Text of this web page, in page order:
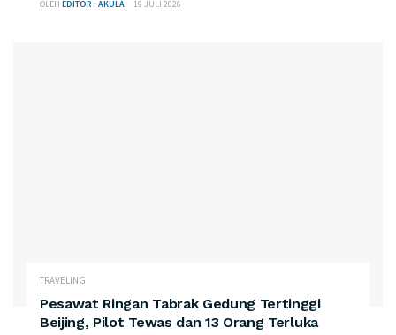
OLEH EDITOR : AKULA 19 JULI 2026
TRAVELING
Pesawat Ringan Tabrak Gedung Tertinggi
Beijing, Pilot Tewas dan 13 Orang Terluka